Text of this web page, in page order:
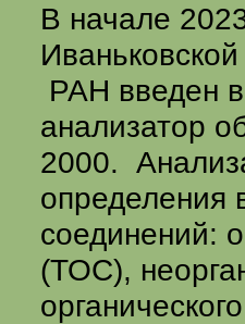
В начале
РАН введен
анализатор
2000.
определения
соединений:
(ТОС),